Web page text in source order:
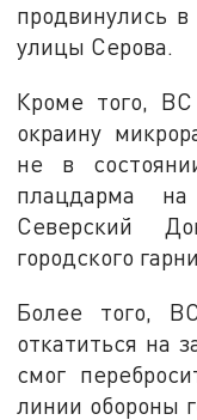
продвинулись
улицы Серова.
Кроме того,
окраину
не в
плацдарма
Северский
городского
Более того,
откатиться на
смог
линии обороны